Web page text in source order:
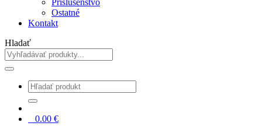
Príslušenstvo
Ostatné
Kontakt
Hladať
0.00 €